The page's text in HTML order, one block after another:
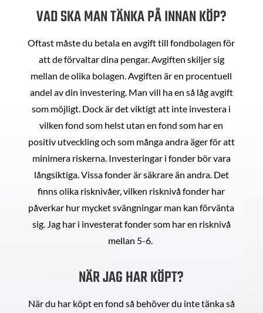
VAD SKA MAN TÄNKA PÅ INNAN KÖP?
Oftast måste du betala en avgift till fondbolagen för
att de förvaltar dina pengar. Avgiften skiljer sig
mellan de olika bolagen. Avgiften är en procentuell
andel av din investering. Man vill ha en så låg avgift
som möjligt. Dock är det viktigt att inte investera i
vilken fond som helst utan en fond som har en
positiv utveckling och som många andra äger för att
minimera riskerna. Investeringar i fonder bör vara
långsiktiga. Vissa fonder är säkrare än andra. Det
finns olika risknivåer, vilken risknivå fonder har
påverkar hur mycket svängningar man kan förvänta
sig. Jag har i investerat fonder som har en risknivå
mellan 5-6.
NÄR JAG HAR KÖPT?
När du har köpt en fond så behöver du inte tänka så